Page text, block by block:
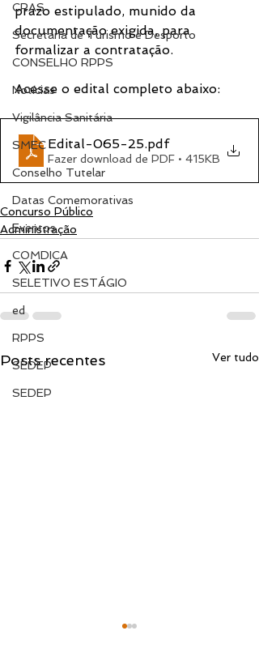
CRAS
Secretaria de Turismo e Desporto
CONSELHO RPPS
Notícias
Vigilância Sanitária
SMEC
Conselho Tutelar
Datas Comemorativas
Eventos
COMDICA
SELETIVO ESTÁGIO
ed
RPPS
SEDEP
SEDEP
prazo estipulado, munido da
documentação exigida, para
formalizar a contratação.
Acesse o edital completo abaixo:
Edital-065-25.pdf
Fazer download de PDF • 415KB
Concurso Público
Administração
Posts recentes Ver tudo